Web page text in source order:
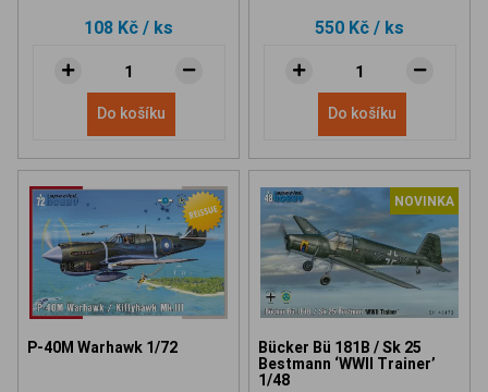
108 Kč / ks
Do košíku
550 Kč / ks
Do košíku
P-40M Warhawk 1/72
NOVINKA
Bücker Bü 181B / Sk 25
Bestmann ‘WWII Trainer’
1/48